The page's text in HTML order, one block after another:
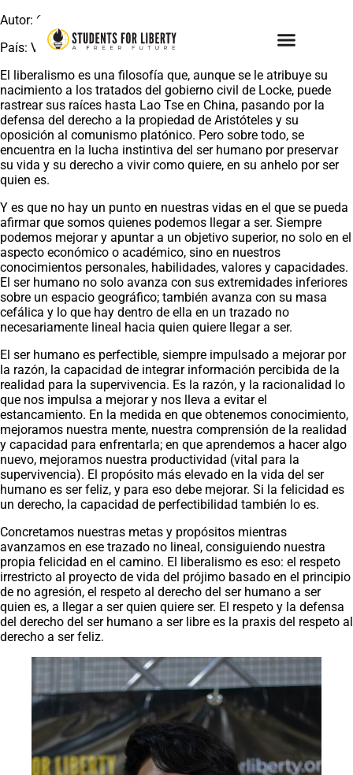
Autor: Omar Enrique Ramírez Rondón
País: Venezuela
El liberalismo es una filosofía que, aunque se le atribuye su
nacimiento a los tratados del gobierno civil de Locke, puede
rastrear sus raíces hasta Lao Tse en China, pasando por la
defensa del derecho a la propiedad de Aristóteles y su
oposición al comunismo platónico. Pero sobre todo, se
encuentra en la lucha instintiva del ser humano por preservar
su vida y su derecho a vivir como quiere, en su anhelo por ser
quien es.
Y es que no hay un punto en nuestras vidas en el que se pueda
afirmar que somos quienes podemos llegar a ser. Siempre
podemos mejorar y apuntar a un objetivo superior, no solo en el
aspecto económico o académico, sino en nuestros
conocimientos personales, habilidades, valores y capacidades.
El ser humano no solo avanza con sus extremidades inferiores
sobre un espacio geográfico; también avanza con su masa
cefálica y lo que hay dentro de ella en un trazado no
necesariamente lineal hacia quien quiere llegar a ser.
El ser humano es perfectible, siempre impulsado a mejorar por
la razón, la capacidad de integrar información percibida de la
realidad para la supervivencia. Es la razón, y la racionalidad lo
que nos impulsa a mejorar y nos lleva a evitar el
estancamiento. En la medida en que obtenemos conocimiento,
mejoramos nuestra mente, nuestra comprensión de la realidad
y capacidad para enfrentarla; en que aprendemos a hacer algo
nuevo, mejoramos nuestra productividad (vital para la
supervivencia). El propósito más elevado en la vida del ser
humano es ser feliz, y para eso debe mejorar. Si la felicidad es
un derecho, la capacidad de perfectibilidad también lo es.
Concretamos nuestras metas y propósitos mientras
avanzamos en ese trazado no lineal, consiguiendo nuestra
propia felicidad en el camino. El liberalismo es eso: el respeto
irrestricto al proyecto de vida del prójimo basado en el principio
de no agresión, el respeto al derecho del ser humano a ser
quien es, a llegar a ser quien quiere ser. El respeto y la defensa
del derecho del ser humano a ser libre es la praxis del respeto al
derecho a ser feliz.